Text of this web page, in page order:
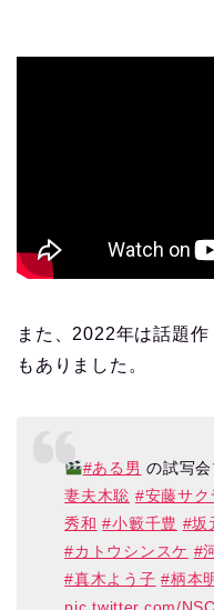
また、2022年は話題
もありました。
#ある男 の試写会
妻夫木聡 #安藤サク
秀和 #小籔千豊 #坂
#カトウシンスケ #
#真木よう子 #柄本